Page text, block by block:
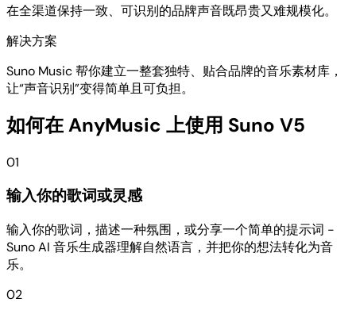
在全渠道保持一致、可识别的品牌声音既昂贵又难规模化。
解决方案
Suno Music 帮你建立一整套独特、贴合品牌的音乐素材库，
让“声音识别”变得简单且可负担。
如何在 AnyMusic 上使用 Suno V5
01
输入你的歌词或灵感
输入你的歌词，描述一种氛围，或分享一个简单的提示词 -
Suno AI 音乐生成器理解自然语言，并把你的想法转化为音
乐。
02